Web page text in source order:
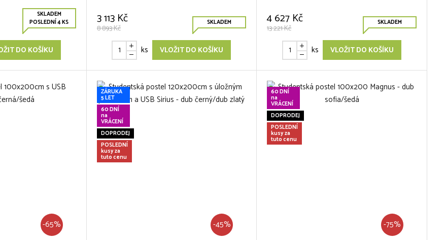
SKLADEM
POSLEDNÍ 4 KS
DO KOŠÍKU
3 113 Kč
8 893 Kč
SKLADEM
ks VLOŽIT DO KOŠÍKU
4 627 Kč
13 221 Kč
SKLADEM
ks VLOŽIT DO KOŠÍKU
-65%
ZÁRUKA
5 LET
60 DNÍ
na
VRÁCENÍ
DOPRODEJ
POSLEDNÍ
kusy za
tuto cenu
-45%
60 DNÍ
na
VRÁCENÍ
DOPRODEJ
POSLEDNÍ
kusy za
tuto cenu
-75%